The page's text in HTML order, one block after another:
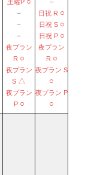
土曜P
－
－
－
夜プラン
R ○
夜プラン
S △
夜プラン
P ○
日祝 R ○
日祝 S ○
日祝 P ○
夜プラン
R ○
夜プラン S
○
夜プラン P
○